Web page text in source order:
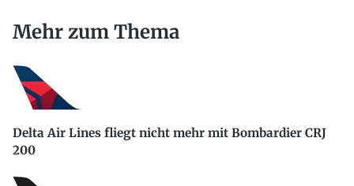
Mehr zum Thema
Delta Air Lines fliegt nicht mehr mit Bombardier CRJ
200